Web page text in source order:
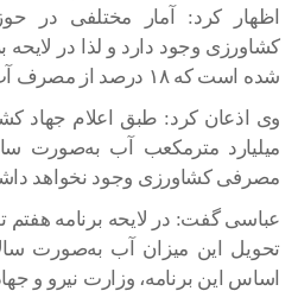
اظهار کرد: آمار مختلفی
کشاورزی وجود دارد و لذا در لایحه
شده است که ۱۸ درصد از مصرف آب کشاورزی کاهش پیدا کند.
میلیارد مترمکعب آب به‌صورت
مصرفی کشاورزی وجود نخواهد
عباسی گفت: در لایحه برنامه هفتم
تحویل این میزان آب به‌صورت
اساس این برنامه، وزارت نیرو و